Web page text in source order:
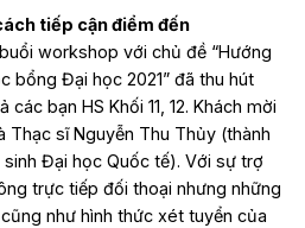
tiếp cận điểm đến
workshop với chủ đề “Hướng
bổng Đại học 2021” đã thu hút
bạn HS Khối 11, 12. Khách mời
Thạc sĩ Nguyễn Thu Thủy (thành
Đại học Quốc tế). Với sự trợ
trực tiếp đối thoại nhưng những
như hình thức xét tuyển của